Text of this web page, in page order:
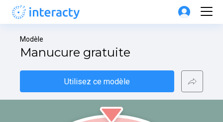
Modèle
Manucure gratuite
Utilisez ce modèle